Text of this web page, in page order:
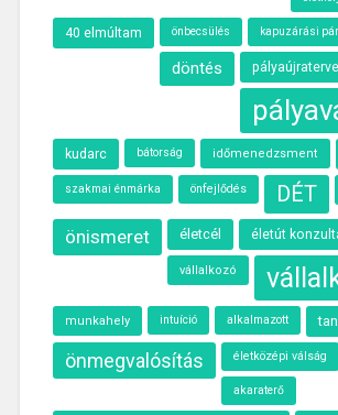
40 elmúltam önbecsülés kapuzárási
döntés
kudarc bátorság időmenedzsment
szakmai énmárka önfejlődés DÉT
önismeret életcél életút
vállalkozó
munkahely intuíció alkalmazott
önmegvalósítás életközépi válság
akaraterő